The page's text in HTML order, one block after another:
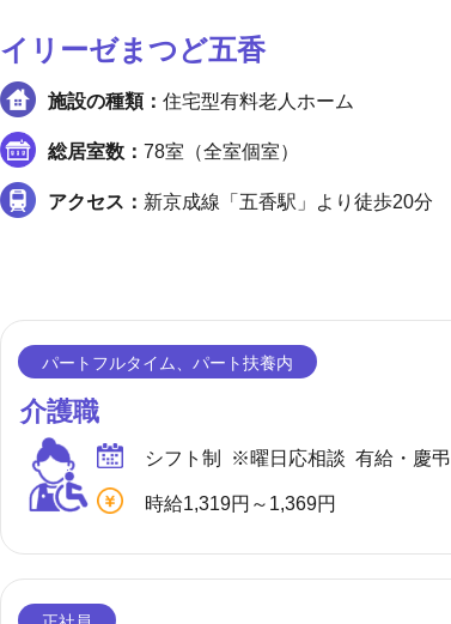
イリーゼまつど五香
施設の種類： 住宅型有料老人ホーム
総居室数： 78室（全室個室）
アクセス： 新京成線「五香駅」より徒歩20分
介護職
シフト制 ※曜日応相談 有給・慶弔
時給1,319円～1,369円